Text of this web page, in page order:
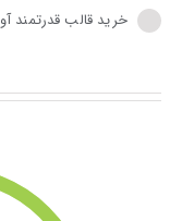
خرید قالب قدرتمند